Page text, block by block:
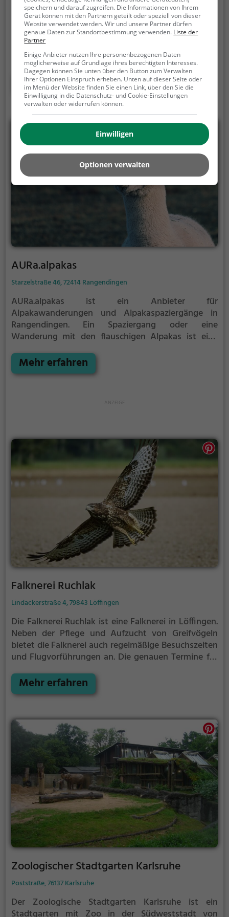
Das Alpaka-TEAM in Durchhausen bei Tuttlingen
bietet besondere Alpakawanderungen und
Erlebnisse mit Alpakas für Familien, Paare und
Gruppen. Erlebe entspannte Alpakawanderungen
durch die schöne Natur der Baarhochebene
zwischen Schwarzwald, Schwäbischer Alb und
Bodensee.
Mehr erfahren
AURa.alpakas
Starzelstraße 46, 72414 Rangendingen
AURa.alpakas ist ein Anbieter für
Alpakawanderungen und Alpakaspaziergänge in
Rangendingen. Ein Spaziergang oder eine
Wanderung mit den flauschigen Alpakas ist eine
Ausflug mit der Familie. Die kuscheligen Tiere
strahlen eine unheimliche Ruhe aus und werden
Mehr erfahren
Falknerei Ruchlak
Lindackerstraße 4, 79843 Löffingen
Die Falknerei Ruchlak ist eine Falknerei in Löffingen.
Neben der Pflege und Aufzucht von Greifvögeln
bietet die Falknerei auch regelmäßige Besuchszeiten
und Flugvorführungen an. Die genauen Termine für
Mehr erfahren
Zoologischer Stadtgarten Karlsruhe
Poststraße, 76137 Karlsruhe
Der Zoologische Stadtgarten Karlsruhe ist ein
Stadtgarten mit Zoo in der Südweststadt von
speichern und darauf zugreifen. Die Informationen von Ihrem
Gerät können mit den Partnern geteilt oder speziell von dieser
Website verwendet werden. Wir und unsere Partner dürfen
genaue Daten zur Standortbestimmung verwenden. Liste der
Partner
Einige Anbieter nutzen Ihre personenbezogenen Daten
möglicherweise auf Grundlage ihres berechtigten Interesses.
Dagegen können Sie unten über den Button zum Verwalten
Ihrer Optionen Einspruch erheben. Unten auf dieser Seite oder
im Menü der Website finden Sie einen Link, über den Sie die
Einwilligung in die Datenschutz- und Cookie-Einstellungen
verwalten oder widerrufen können.
Einwilligen
Optionen verwalten